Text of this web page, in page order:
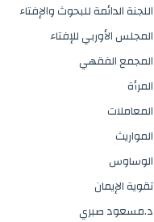
اللجنة الدائمة للبحوث والإفتاء
المجلس الأوربي للإفتاء
المجمع الفقهي
المرأة
المعاملات
المواريث
الوساوس
تقوية الإيمان
د.مسعود صبري